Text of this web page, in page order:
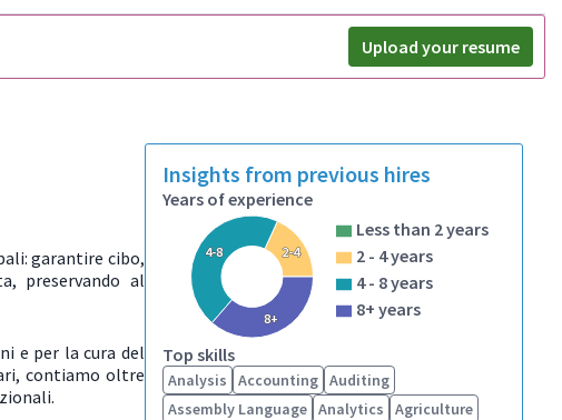
Upload your resume
garantire cibo,
preservando al
e per la cura del
contiamo oltre
Insights from previous hires
Years of experience
2-4
4-8
8+
Less than 2 years
2 - 4 years
4 - 8 years
8+ years
Top skills
Analysis Accounting Auditing
Assembly Language Analytics
Agriculture